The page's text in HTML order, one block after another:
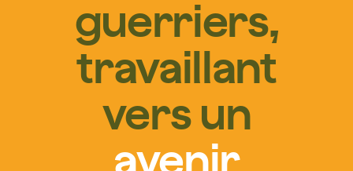
guerriers,
travaillant
vers un